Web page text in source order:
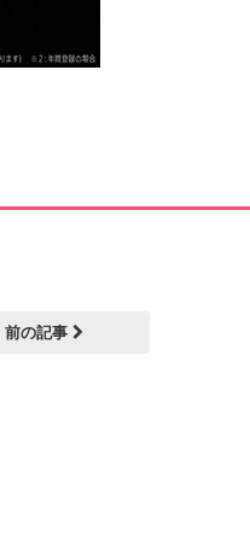
前の記事